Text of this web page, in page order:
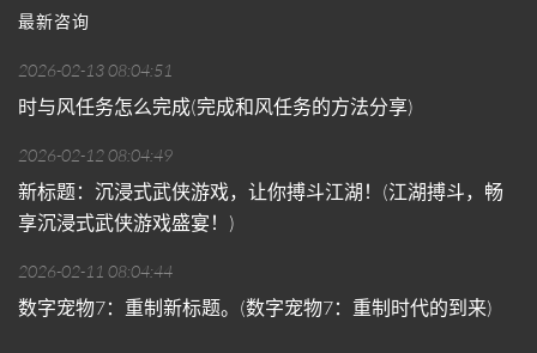
最新咨询
2026-02-13 08:04:51
时与风任务怎么完成(完成和风任务的方法分享)
2026-02-12 08:04:49
新标题：沉浸式武侠游戏，让你搏斗江湖！(江湖搏斗，畅
享沉浸式武侠游戏盛宴！)
2026-02-11 08:04:44
数字宠物7：重制新标题。(数字宠物7：重制时代的到来)